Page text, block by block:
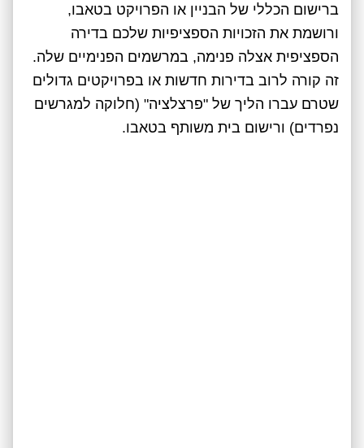
ברישום הכללי של הבניין או הפרויקט בטאבו,
ורושמת את הזכויות הספציפיות שלכם בדירה
הספציפית אצלה פנימה, במרשמים הפנימיים שלה.
זה קורה לרוב בדירות חדשות או בפרויקטים גדולים
שטרם עברו הליך של "פרצלציה" (חלוקה למגרשים
נפרדים) ורישום בית משותף בטאבו.